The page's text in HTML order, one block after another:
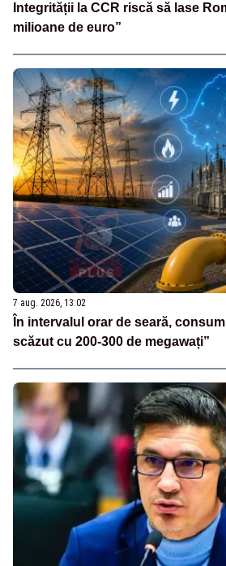
Integrității la CCR riscă să lase
milioane de euro”
7 aug. 2026, 13:02
În intervalul orar de seară,
scăzut cu 200-300 de megawați”